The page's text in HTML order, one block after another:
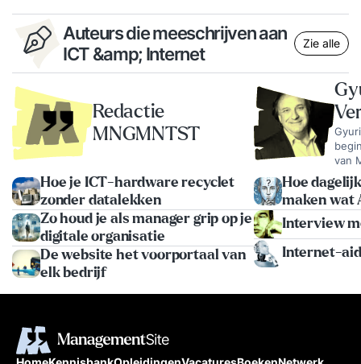
Auteurs die meeschrijven aan
ICT &amp; Internet
Zie alle
Redactie
MNGMNTST
Hoe je ICT-hardware recyclet
zonder datalekken
Zo houd je als manager grip op je
digitale organisatie
De website het voorportaal van
elk bedrijf
begin in
van
dan
Hoe
maken wat
Interview
Internet-